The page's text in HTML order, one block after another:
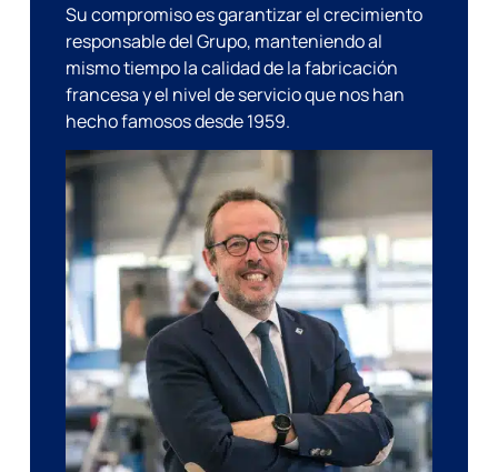
Su compromiso es garantizar el crecimiento
responsable del Grupo, manteniendo al
mismo tiempo la calidad de la fabricación
francesa y el nivel de servicio que nos han
hecho famosos desde 1959.